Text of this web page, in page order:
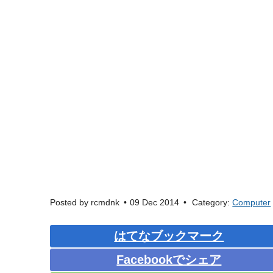
Posted by rcmdnk 09 Dec 2014 Category:Computer
はてなブックマーク
Facebookでシェア